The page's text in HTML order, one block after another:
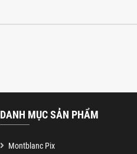
DANH MỤC SẢN PHẨM
Montblanc Pix